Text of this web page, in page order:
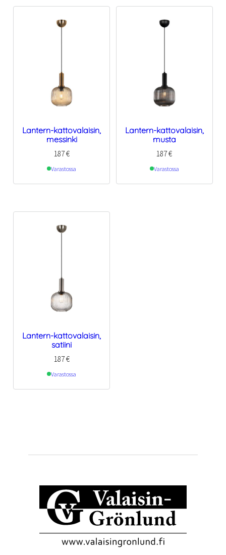
Lantern-kattovalaisin,
messinki
187€
Varastossa
Lantern-kattovalaisin,
musta
187€
Varastossa
Lantern-kattovalaisin,
satiini
187€
Varastossa